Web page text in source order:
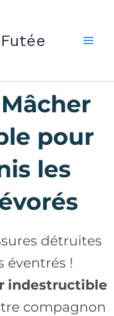
pour
les
détruites
éventrés !
indestructible
compagnon